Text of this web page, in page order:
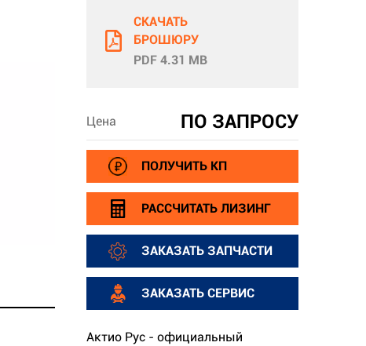
СКАЧАТЬ
БРОШЮРУ
PDF 4.31 MB
Цена ПО ЗАПРОСУ
ПОЛУЧИТЬ КП
РАССЧИТАТЬ ЛИЗИНГ
ЗАКАЗАТЬ ЗАПЧАСТИ
ЗАКАЗАТЬ СЕРВИС
Актио Рус - официальный